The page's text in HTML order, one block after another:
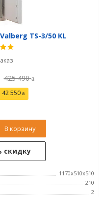
TS-3/50 KL
425 490
42 550
В корзину
скидку
1170x510x510
210
2